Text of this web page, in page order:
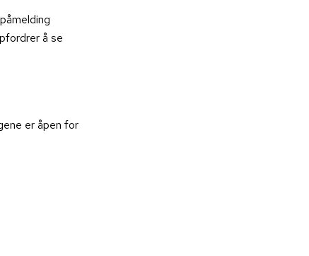
å se
er åpen for